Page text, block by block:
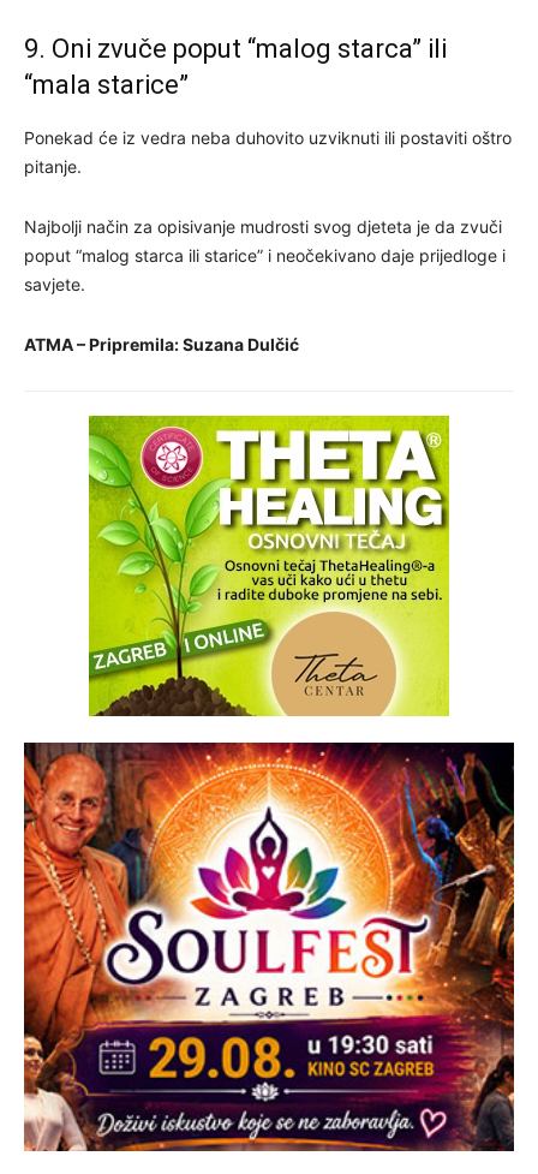
9. Oni zvuče poput “malog starca” ili
“mala starice”
Ponekad će iz vedra neba duhovito uzviknuti ili postaviti oštro
pitanje.
Najbolji način za opisivanje mudrosti svog djeteta je da zvuči
poput “malog starca ili starice” i neočekivano daje prijedloge i
savjete.
ATMA – Pripremila: Suzana Dulčić